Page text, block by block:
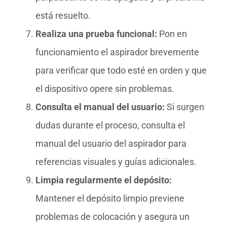
está resuelto.
Realiza una prueba funcional: Pon en
funcionamiento el aspirador brevemente
para verificar que todo esté en orden y que
el dispositivo opere sin problemas.
Consulta el manual del usuario: Si surgen
dudas durante el proceso, consulta el
manual del usuario del aspirador para
referencias visuales y guías adicionales.
Limpia regularmente el depósito:
Mantener el depósito limpio previene
problemas de colocación y asegura un